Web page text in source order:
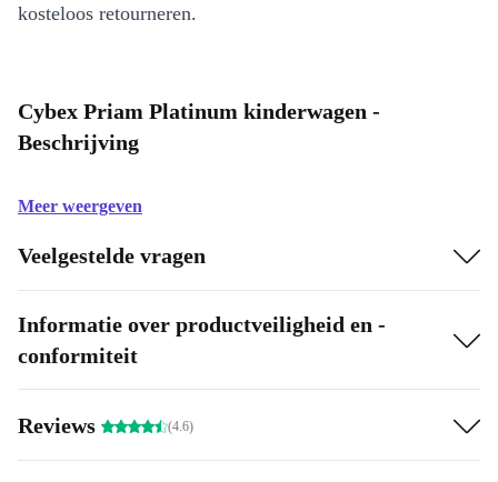
kosteloos retourneren.
Cybex Priam Platinum kinderwagen -
Beschrijving
Meer weergeven
Veelgestelde vragen
Informatie over productveiligheid en -
conformiteit
Reviews (4.6)